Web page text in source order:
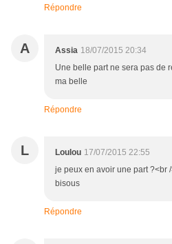
Répondre
A Assia 18/07/2015 20:34
Une belle part ne sera pas de
ma belle
Répondre
L Loulou 17/07/2015 22:55
je peux en avoir une part ?<br
bisous
Répondre